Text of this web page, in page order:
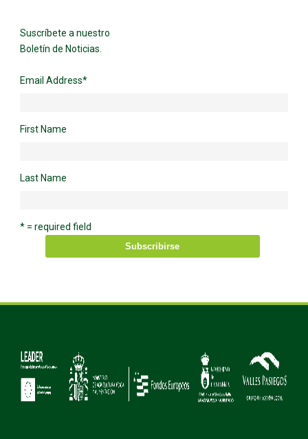
Suscríbete a nuestro
Boletín de Noticias.
Email Address*
First Name
Last Name
* = required field